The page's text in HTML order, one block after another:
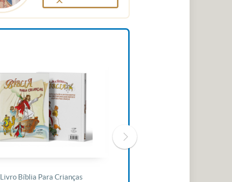
Livro Bíblia Para Crianças